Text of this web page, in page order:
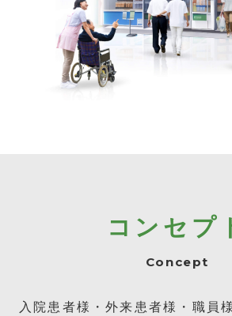
コンセプ
Concept
入院患者様・外来患者様・職員